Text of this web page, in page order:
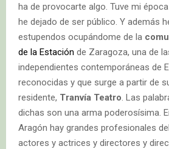
ha de provocarte algo. Tuve mi
he dejado de ser público. Y además
estupendos ocupándome de la
de la Estación de Zaragoza, una de
independientes contemporáneas de
reconocidas y que surge a partir de
residente, Tranvía Teatro. Las
dichas son una arma poderosísima.
Aragón hay grandes profesionales
actores y actrices y directores y